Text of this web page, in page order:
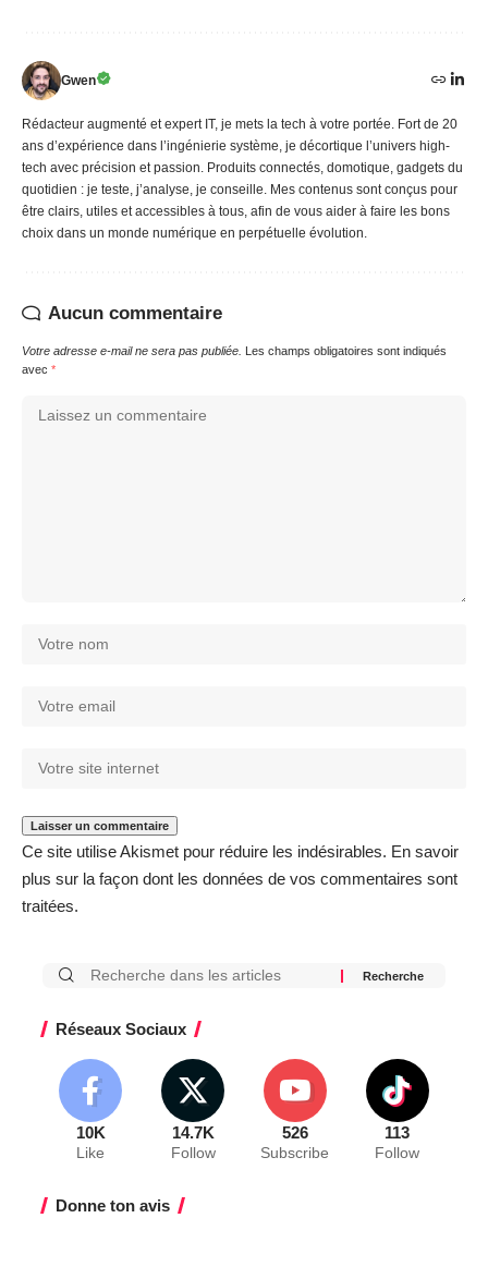
Gwen
Rédacteur augmenté et expert IT, je mets la tech à votre portée. Fort de 20
ans d’expérience dans l’ingénierie système, je décortique l’univers high-
tech avec précision et passion. Produits connectés, domotique, gadgets du
quotidien : je teste, j’analyse, je conseille. Mes contenus sont conçus pour
être clairs, utiles et accessibles à tous, afin de vous aider à faire les bons
choix dans un monde numérique en perpétuelle évolution.
Aucun commentaire
Votre adresse e-mail ne sera pas publiée. Les champs obligatoires sont indiqués
avec *
Ce site utilise Akismet pour réduire les indésirables. En savoir
plus sur la façon dont les données de vos commentaires sont
traitées.
Réseaux Sociaux
10K
Like
14.7K
Follow
526
Subscribe
113
Follow
Donne ton avis